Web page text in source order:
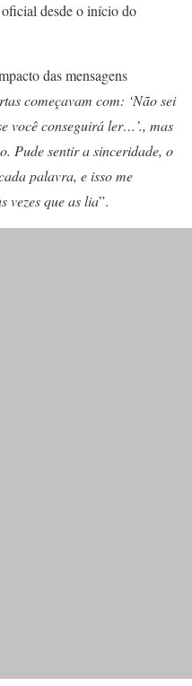
desde o início do
das mensagens
começavam com: ‘Não sei
você conseguirá ler…’., mas
Pude sentir a sinceridade, o
palavra, e isso me
vezes que as lia”.